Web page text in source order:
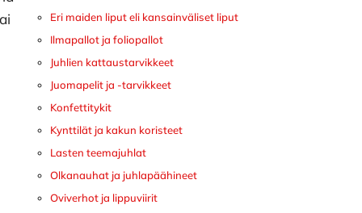
Eri maiden liput eli kansainväliset liput
Ilmapallot ja foliopallot
Juhlien kattaustarvikkeet
Juomapelit ja -tarvikkeet
Konfettitykit
Kynttilät ja kakun koristeet
Lasten teemajuhlat
Olkanauhat ja juhlapäähineet
Oviverhot ja lippuviirit